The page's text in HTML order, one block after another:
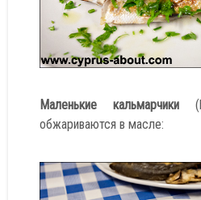
Маленькие кальмарчики
обжариваются в масле: